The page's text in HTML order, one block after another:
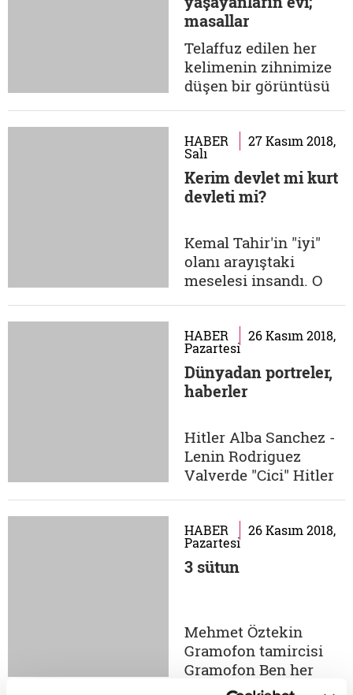
harika icracılar…
1934'te Türk müziği
yasaklandı ama bir
cevher asla uzun süre
gömülü...
masallar
Telaffuz edilen her
kelimenin zihnimize
düşen bir görüntüsü
belirsizken, bir kısmı
berraktır. Masal
sözcüğünün benim
zihnimdeki yansıması
bir hâlde. Bu resim, ne
Binbir Gece'nin
Şehrazad'ının yüzü,
HABER 27 Kasım 2018,
Salı
Kerim devlet mi kurt
devleti mi?
Kemal Tahir'in "iyi"
olanı arayıştaki
meselesi insandı. O
eleştirileri insanı esas
alarak sürdürmüştü.
Kemal Tahir'in devlete
bakışı, devletin insana
Belki de bundandır, iki
büyük eseri de insan-
devlet ilişkisinin...
HABER 26 Kasım 2018,
Pazartesi
Dünyadan portreler,
haberler
Hitler Alba Sanchez -
Lenin Rodriguez
Valverde "Cici" Hitler
kentinde geçen ay
yapılan yerel
seçimlerde oy
Lenin adlarıyla
karşılaştı. Üstelik
adaylardan Hitler
HABER 26 Kasım 2018,
Pazartesi
3 sütun
Mehmet Öztekin
Gramofon tamircisi
Gramofon Ben her
usta gibi işini yapan